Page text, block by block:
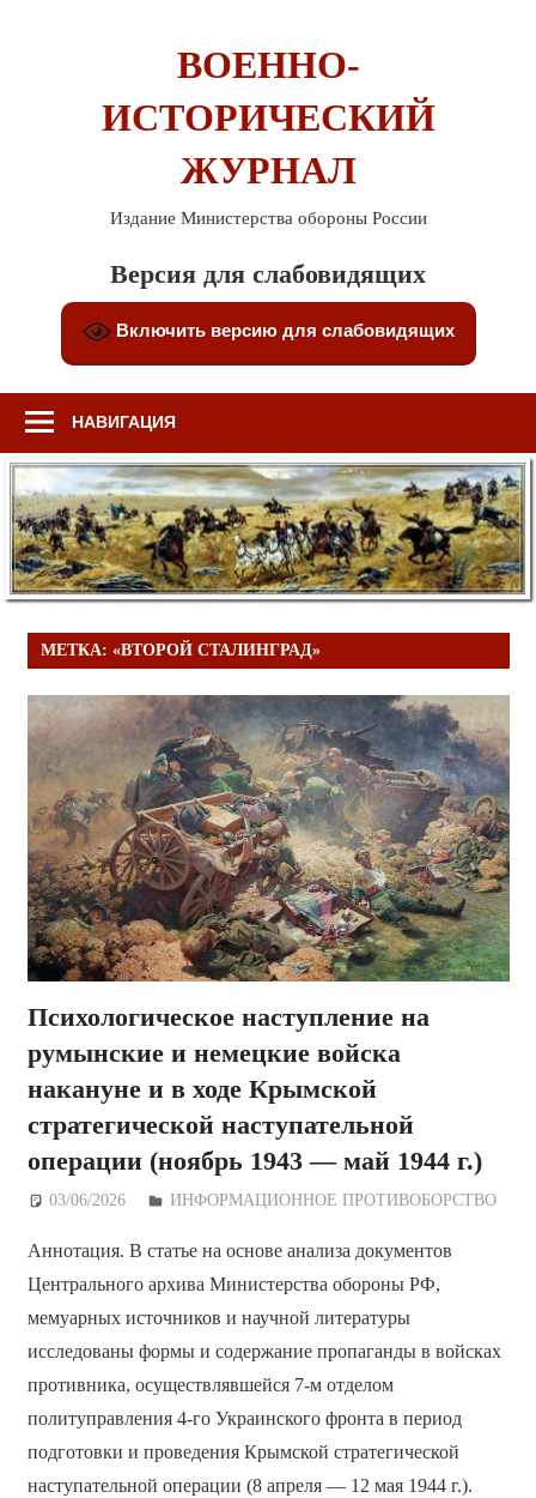
ВОЕННО-
ИСТОРИЧЕСКИЙ
ЖУРНАЛ
Издание Министерства обороны России
Версия для слабовидящих
Включить версию для слабовидящих
НАВИГАЦИЯ
МЕТКА: «ВТОРОЙ СТАЛИНГРАД»
Психологическое наступление на
румынские и немецкие войска
накануне и в ходе Крымской
стратегической наступательной
операции (ноябрь 1943 — май 1944 г.)
03/06/2026 Дежурный по Редакции
ИНФОРМАЦИОННОЕ ПРОТИВОБОРСТВО
Аннотация. В статье на основе анализа документов
Центрального архива Министерства обороны РФ,
мемуарных источников и научной литературы
исследованы формы и содержание пропаганды в войсках
противника, осуществлявшейся 7-м отделом
политуправления 4-го Украинского фронта в период
подготовки и проведения Крымской стратегической
наступательной операции (8 апреля — 12 мая 1944 г.).